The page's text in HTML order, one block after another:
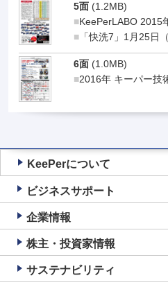
5面 (1.2MB)
KeePerLABO 2015
「快洗7」1月25日
6面 (1.0MB)
2016年 キーパー技
KeePerについて
ビジネスサポート
企業情報
株主・投資家情報
サステナビリティ